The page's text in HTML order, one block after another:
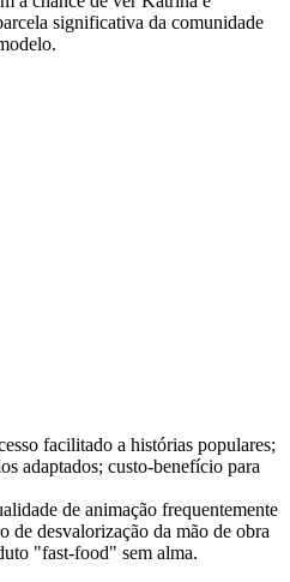
significativa da comunidade
facilitado a histórias populares;
adaptados; custo-benefício para
de animação frequentemente
de desvalorização da mão de obra
"fast-food" sem alma.